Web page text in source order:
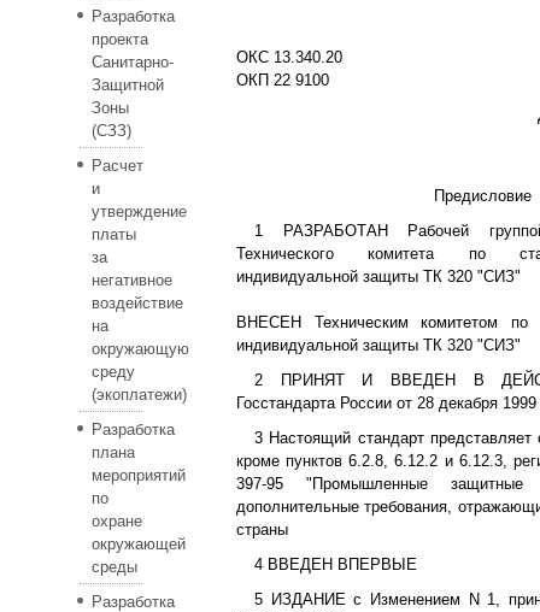
Разработка
проекта
Санитарно-
Защитной
Зоны
(СЗЗ)
Расчет
и
утверждение
платы
за
негативное
воздействие
на
окружающую
среду
(экоплатежи)
Разработка
плана
мероприятий
по
охране
окружающей
среды
Разработка
ОКС 13.340.20
ОКП 22 9100
Предисловие
1 РАЗРАБОТАН Рабочей
Технического комитета по
индивидуальной защиты ТК 320 "СИЗ"
ВНЕСЕН Техническим комитетом по
индивидуальной защиты ТК 320 "СИЗ"
2 ПРИНЯТ И ВВЕДЕН В
Госстандарта России от 28 декабря 1999
3 Настоящий стандарт представляет
кроме пунктов 6.2.8, 6.12.2 и 6.12.3,
397-95 "Промышленные
дополнительные требования,
страны
4 ВВЕДЕН ВПЕРВЫЕ
5 ИЗДАНИЕ с Изменением N 1,